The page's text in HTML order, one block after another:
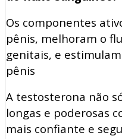
Os componentes
pênis, melhoram o
genitais, e
pênis
A testosterona não
longas e poderosas
mais confiante e